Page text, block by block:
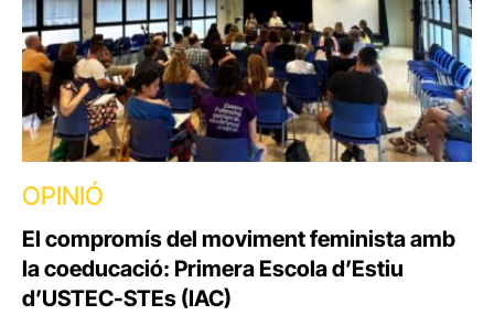
OPINIÓ
El compromís del moviment feminista amb
la coeducació: Primera Escola d’Estiu
d’USTEC-STEs (IAC)